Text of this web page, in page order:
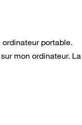
portable.
mon ordinateur.